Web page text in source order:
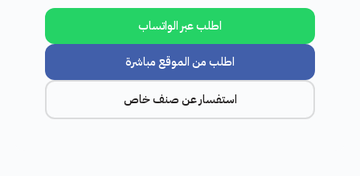
اطلب عبر الواتساب
اطلب من الموقع مباشرة
استفسار عن صنف خاص